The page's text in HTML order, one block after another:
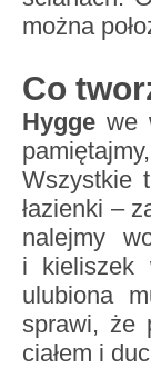
można
Co
Hygge we
Wszystkie
łazienki –
nalejmy
i kieliszek
ulubiona
sprawi, że
ciałem i